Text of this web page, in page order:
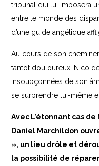
tribunal qui lui imposera
entre le monde des
d’une guide angélique
Au cours de son
tantôt douloureux, Nico
insoupçonnées de son
se surprendre lui-même
Avec L’étonnant cas
Daniel Marchildon
», un lieu drôle et
la possibilité de